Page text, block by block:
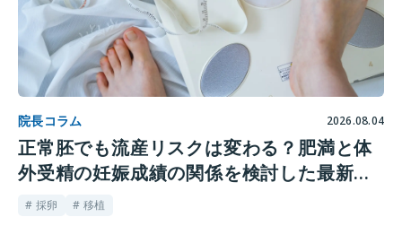
院長コラム 2026.08.04
正常胚でも流産リスクは変わる？肥満と体
外受精の妊娠成績の関係を検討した最新研
究
# 採卵 # 移植